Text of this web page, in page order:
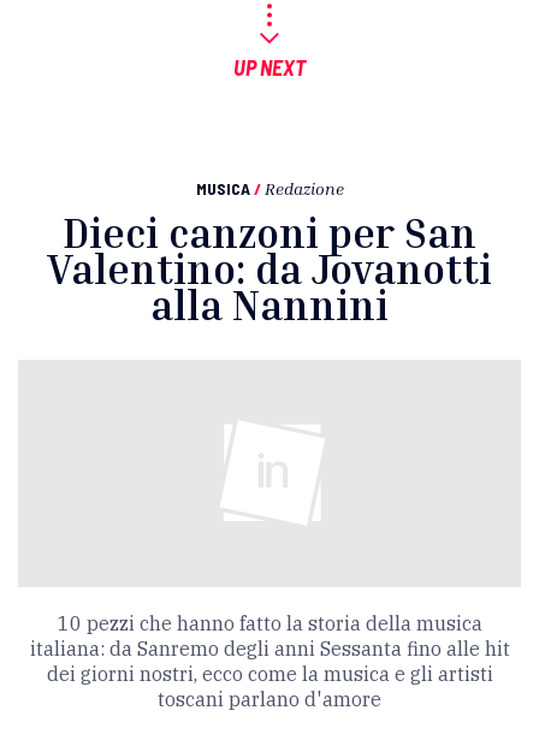
UP NEXT
MUSICA / Redazione
Dieci canzoni per San
Valentino: da Jovanotti
alla Nannini
10 pezzi che hanno fatto la storia della musica
italiana: da Sanremo degli anni Sessanta fino alle hit
dei giorni nostri, ecco come la musica e gli artisti
toscani parlano d'amore